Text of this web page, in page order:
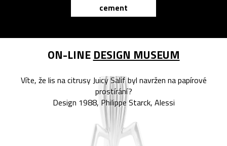
cement
ON-LINE DESIGN MUSEUM
Víte, že lis na citrusy Juicy Salif byl navržen na papírové
prostírání?
Design 1988, Philippe Starck, Alessi